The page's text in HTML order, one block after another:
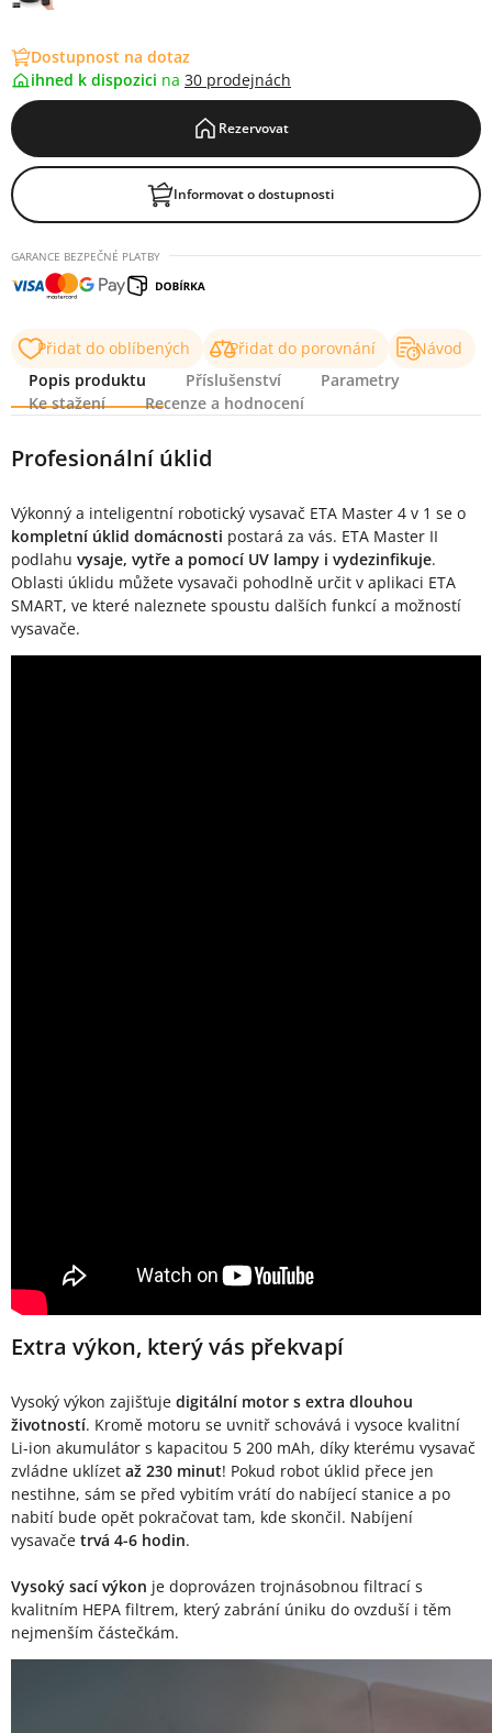
Dostupnost na dotaz
ihned k dispozici na 30 prodejnách
Rezervovat
Informovat o dostupnosti
GARANCE BEZPEČNÉ PLATBY
Přidat do oblíbených Přidat do porovnání
Návod
Popis produktu
Příslušenství
Parametry
Ke stažení
Recenze a hodnocení
Popis produktu
Profesionální úklid
Výkonný a inteligentní robotický vysavač ETA Master 4 v 1 se o
kompletní úklid domácnosti postará za vás. ETA Master II
podlahu vysaje, vytře a pomocí UV lampy i vydezinfikuje.
Oblasti úklidu můžete vysavači pohodlně určit v aplikaci ETA
SMART, ve které naleznete spoustu dalších funkcí a možností
vysavače.
Extra výkon, který vás překvapí
Vysoký výkon zajišťuje digitální motor s extra dlouhou
životností. Kromě motoru se uvnitř schovává i vysoce kvalitní
Li-ion akumulátor s kapacitou 5 200 mAh, díky kterému vysavač
zvládne uklízet až 230 minut! Pokud robot úklid přece jen
nestihne, sám se před vybitím vrátí do nabíjecí stanice a po
nabití bude opět pokračovat tam, kde skončil. Nabíjení
vysavače trvá 4-6 hodin.
Vysoký sací výkon je doprovázen trojnásobnou filtrací s
kvalitním HEPA filtrem, který zabrání úniku do ovzduší i těm
nejmenším částečkám.